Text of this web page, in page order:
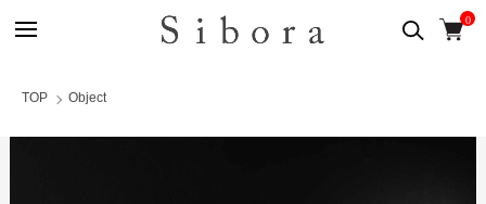
0
TOP Object